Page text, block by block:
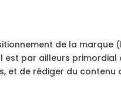
de la marque
par ailleurs primordial
et de rédiger du contenu